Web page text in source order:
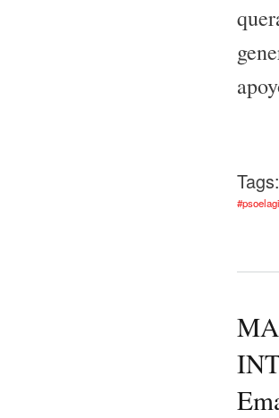
Tags: